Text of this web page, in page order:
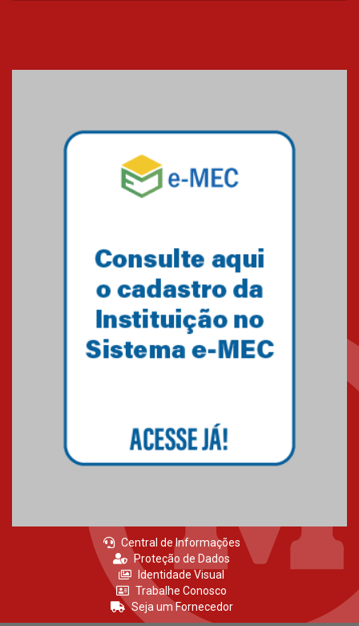
Central de Informações
Proteção de Dados
Identidade Visual
Trabalhe Conosco
Seja um Fornecedor